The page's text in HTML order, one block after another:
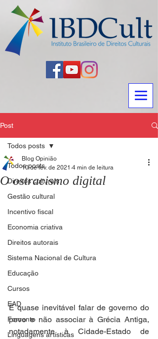
Post
Todos posts
Direitos culturais
Gestão cultural
Incentivo fiscal
Economia criativa
Direitos autorais
Sistema Nacional de Cultura
Educação
Cursos
EAD
Fomento
Linguagens artísticas
Todos posts
O ostracismo digital
Blog Opinião
10 de fev. de 2021 4 min de leitura
É quase inevitável falar de governo do
povo e não associar à Grécia Antiga,
notadamente à Cidade-Estado de